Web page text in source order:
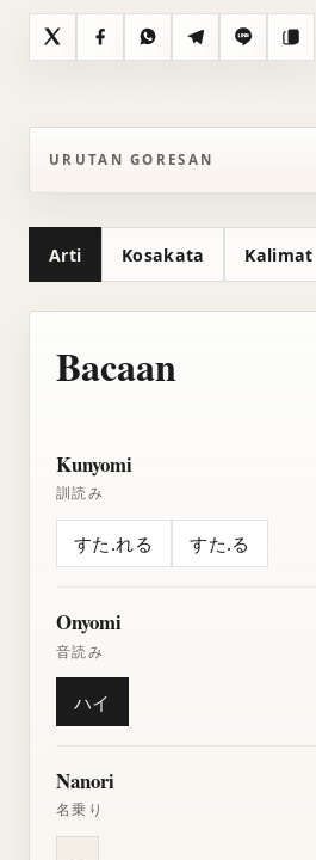
X FacebookWhatsAppTelegramLine Salin
URUTAN GORESAN
Arti Kosakata Kalimat
Bacaan
Kunyomi
訓読み
すた.れる すた.る
Onyomi
音読み
ハイ
Nanori
名乗り